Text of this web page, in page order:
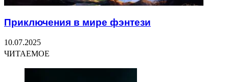
Приключения в мире фэнтези
10.07.2025
ЧИТАЕМОЕ